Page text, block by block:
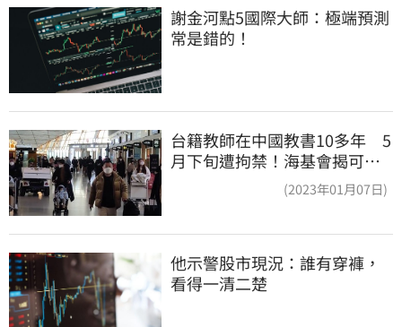
謝金河點5國際大師：極端預測
常是錯的！
台籍教師在中國教書10多年 5
月下旬遭拘禁！海基會揭可能
(2023年01月07日)
他示警股市現況：誰有穿褲，
看得一清二楚